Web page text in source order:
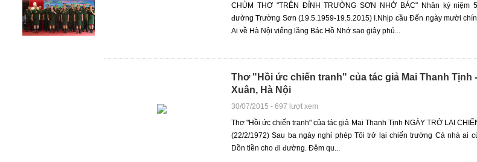
CHÙM THƠ "TRÊN ĐỈNH TRƯỜNG SƠN NHỚ BÁC" Nhân kỷ niệm
đường Trường Sơn (19.5.1959-19.5.2015) I.Nhịp cầu Đến ngày mười
Ai về Hà Nội viếng lăng Bác Hồ Nhớ sao giây phú...
Thơ "Hồi ức chiến tranh" của tác giả Mai Thanh Tịnh
Xuân, Hà Nội
30/07/2015 - 697 lượt xem
Thơ "Hồi ức chiến tranh" của tác giả Mai Thanh Tịnh NGÀY TRỞ LẠI
(22/2/1972) Sau ba ngày nghỉ phép Tôi trở lại chiến trường Cả nhà ai
Dồn tiền cho đi đường. Đêm qu...